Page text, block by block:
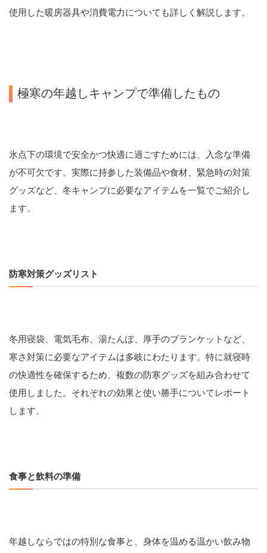
使用した暖房器具や消費電力についても詳しく解説します。
極寒の年越しキャンプで準備したもの
氷点下の環境で安全かつ快適に過ごすためには、入念な準備
が不可欠です。実際に持参した装備品や食材、緊急時の対策
グッズなど、冬キャンプに必要なアイテムを一覧でご紹介し
ます。
防寒対策グッズリスト
冬用寝袋、電気毛布、湯たんぽ、厚手のブランケットなど、
寒さ対策に必要なアイテムは多岐にわたります。特に就寝時
の快適性を確保するため、複数の防寒グッズを組み合わせて
使用しました。それぞれの効果と使い勝手についてレポート
します。
食事と飲料の準備
年越しならではの特別な食事と、身体を温める温かい飲み物